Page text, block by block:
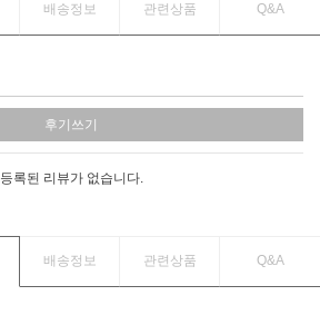
배송정보 관련상품 Q&A
후기쓰기
등록된 리뷰가 없습니다.
배송정보 관련상품 Q&A